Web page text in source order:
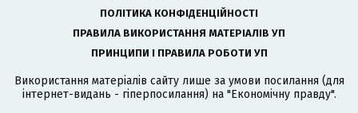
ПОЛІТИКА КОНФІДЕНЦІЙНОСТІ
ПРАВИЛА ВИКОРИСТАННЯ МАТЕРІАЛІВ УП
ПРИНЦИПИ І ПРАВИЛА РОБОТИ УП
Використання матеріалів сайту лише за умови посилання (для
інтернет-видань - гіперпосилання) на "Економічну правду".